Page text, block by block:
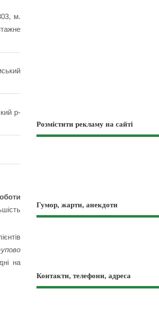
м.
р-
на
Розмістити рекламу на сайті
Гумор, жарти, анекдоти
Контакти, телефони, адреса